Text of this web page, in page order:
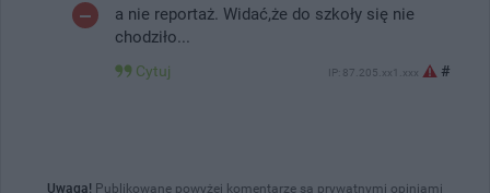
a nie reportaż. Widać,że do szkoły się nie
chodziło...
Cytuj IP: 87.205.xx1.xxx #
Uwaga! Publikowane powyżej komentarze są prywatnymi opiniami